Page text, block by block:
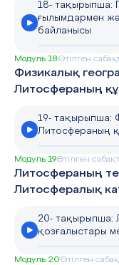
18- тақырыпша:
ғылымдармен
байланысы
Модуль 18Өтілген
Физикалық
Литосфераның
19- тақырыпша:
Литосфераның
Модуль 19Өтілген
Литосфераның
Литосфералық
20- тақырыпша:
қозғалыстары
Модуль 20Өтілген